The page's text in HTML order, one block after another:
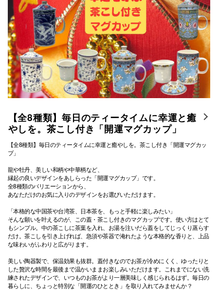
【全8種類】毎日のティータイムに幸運と癒
やしを。茶こし付き「開運マグカップ」
【全8種類】毎日のティータイムに幸運と癒やしを。茶こし付き「開運マグカッ
プ」
龍や牡丹、美しい和柄や中華柄など、
縁起の良いデザインをあしらった「開運マグカップ」です。
全8種類のバリエーションから、
あなただけのお気に入りのデザインをお選びいただけます。
「本格的な中国茶や台湾茶、日本茶を、もっと手軽に楽しみたい」
そんな願いを叶えるのが、この蓋・茶こし付きのマグカップです。使い方はとて
もシンプル。中の茶こしに茶葉を入れ、お湯を注いだら蓋をしてじっくり蒸らす
だけ。茶こしを引き上げれば、急須や茶器で淹れたような本格的な香りと、上品
な味わいがふわりと広がります。
美しい陶器製で、保温効果も抜群。蓋付きなのでお茶が冷めにくく、ゆったりと
した贅沢な時間を最後まで温かいままお楽しみいただけます。これまでにない洗
練されたデザインで、いつものお茶がより一層美味しく感じられるはず。毎日の
暮らしに、ちょっと特別な「開運のひととき」を取り入れてみませんか？